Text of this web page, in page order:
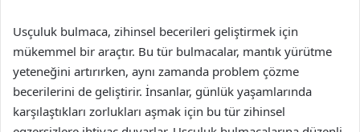
Usçuluk bulmaca, zihinsel becerileri geliştirmek için
mükemmel bir araçtır. Bu tür bulmacalar, mantık yürütme
yeteneğini artırırken, aynı zamanda problem çözme
becerilerini de geliştirir. İnsanlar, günlük yaşamlarında
karşılaştıkları zorlukları aşmak için bu tür zihinsel